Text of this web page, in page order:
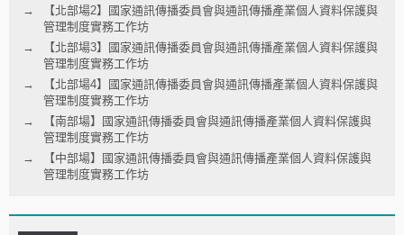
【北部場2】國家通訊傳播委員會與通訊傳播產業個人資料保護與
管理制度實務工作坊
【北部場3】國家通訊傳播委員會與通訊傳播產業個人資料保護與
管理制度實務工作坊
【北部場4】國家通訊傳播委員會與通訊傳播產業個人資料保護與
管理制度實務工作坊
【南部場】國家通訊傳播委員會與通訊傳播產業個人資料保護與
管理制度實務工作坊
【中部場】國家通訊傳播委員會與通訊傳播產業個人資料保護與
管理制度實務工作坊